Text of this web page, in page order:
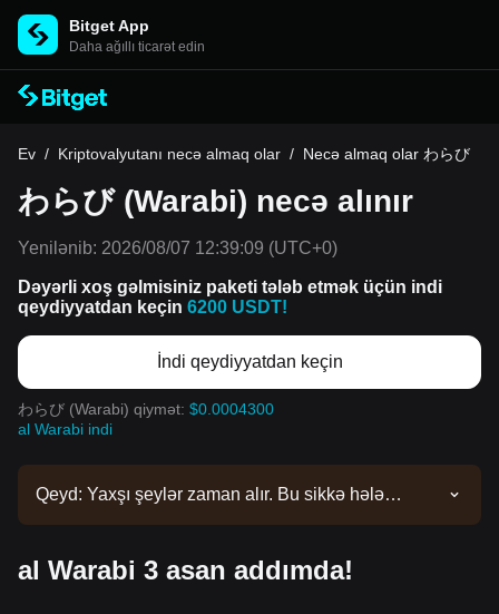
Bitget App
Daha ağıllı ticarət edin
Ev / Kriptovalyutanı necə almaq olar / Necə almaq olar わらび
わらび (Warabi) necə alınır
Yenilənib: 2026/08/07 12:39:09 (UTC+0)
Dəyərli xoş gəlmisiniz paketi tələb etmək üçün indi
qeydiyyatdan keçin 6200 USDT!
İndi qeydiyyatdan keçin
わらび (Warabi) qiymət: $0.0004300
al Warabi indi
Qeyd: Yaxşı şeylər zaman alır. Bu sikkə hələ
sonra onu almaq üçün təlimatımızı izləyə bilərsiniz.
al Warabi 3 asan addımda!